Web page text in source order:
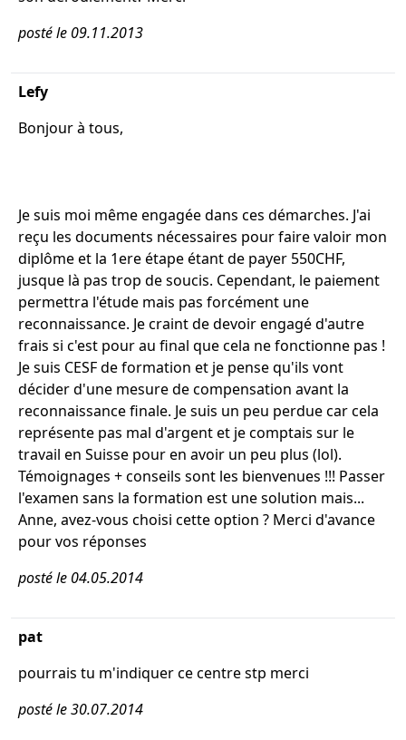
posté le 09.11.2013
Lefy
Bonjour à tous,
Je suis moi même engagée dans ces démarches. J'ai
reçu les documents nécessaires pour faire valoir mon
diplôme et la 1ere étape étant de payer 550CHF,
jusque là pas trop de soucis. Cependant, le paiement
permettra l'étude mais pas forcément une
reconnaissance. Je craint de devoir engagé d'autre
frais si c'est pour au final que cela ne fonctionne pas !
Je suis CESF de formation et je pense qu'ils vont
décider d'une mesure de compensation avant la
reconnaissance finale. Je suis un peu perdue car cela
représente pas mal d'argent et je comptais sur le
travail en Suisse pour en avoir un peu plus (lol).
Témoignages + conseils sont les bienvenues !!! Passer
l'examen sans la formation est une solution mais...
Anne, avez-vous choisi cette option ? Merci d'avance
pour vos réponses
posté le 04.05.2014
pat
pourrais tu m'indiquer ce centre stp merci
posté le 30.07.2014